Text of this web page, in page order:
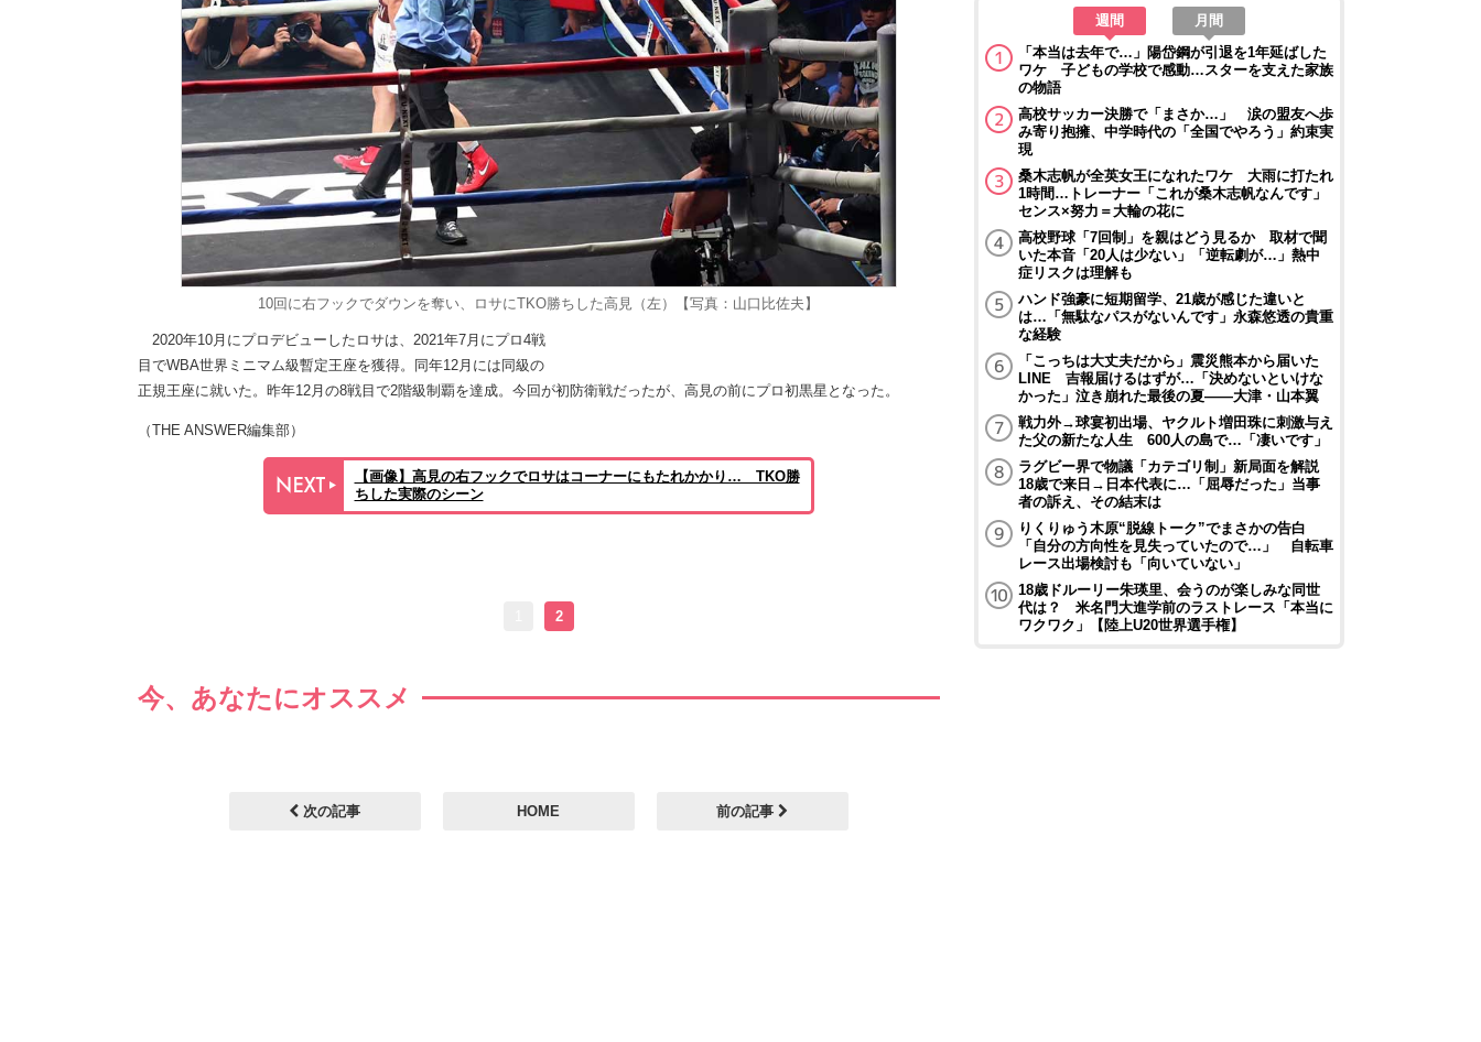
10回に右フックでダウンを奪い、ロサにTKO勝ちした高見（左）【写真：山口比佐夫】
2020年10月にプロデビューしたロサは、2021年7月にプロ4戦
目でWBA世界ミニマム級暫定王座を獲得。同年12月には同級の
正規王座に就いた。昨年12月の8戦目で2階級制覇を達成。今回が初防衛戦だったが、高見の前にプロ初黒星となった。
（THE ANSWER編集部）
【画像】高見の右フックでロサはコーナーにもたれかかり… TKO勝
ちした実際のシーン
2
今、あなたにオススメ
次の記事 HOME 前の記事
週間
月間
「本当は去年で…」陽岱鋼が引退を1年延ばした
ワケ 子どもの学校で感動…スターを支えた家族
の物語
高校サッカー決勝で「まさか…」 涙の盟友へ歩
み寄り抱擁、中学時代の「全国でやろう」約束実
現
桑木志帆が全英女王になれたワケ 大雨に打たれ
1時間…トレーナー「これが桑木志帆なんです」
センス×努力＝大輪の花に
高校野球「7回制」を親はどう見るか 取材で聞
いた本音「20人は少ない」「逆転劇が…」熱中
症リスクは理解も
ハンド強豪に短期留学、21歳が感じた違いと
は…「無駄なパスがないんです」永森悠透の貴重
な経験
「こっちは大丈夫だから」震災熊本から届いた
LINE 吉報届けるはずが…「決めないといけな
かった」泣き崩れた最後の夏――大津・山本翼
戦力外→球宴初出場、ヤクルト増田珠に刺激与え
た父の新たな人生 600人の島で…「凄いです」
ラグビー界で物議「カテゴリ制」新局面を解説
18歳で来日→日本代表に…「屈辱だった」当事
者の訴え、その結末は
りくりゅう木原“脱線トーク”でまさかの告白
「自分の方向性を見失っていたので…」 自転車
レース出場検討も「向いていない」
18歳ドルーリー朱瑛里、会うのが楽しみな同世
代は？ 米名門大進学前のラストレース「本当に
ワクワク」【陸上U20世界選手権】